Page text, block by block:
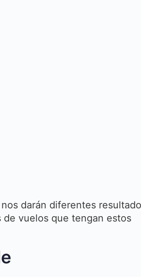
darán diferentes
vuelos que tengan estos